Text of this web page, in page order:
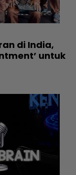
di India,
untuk